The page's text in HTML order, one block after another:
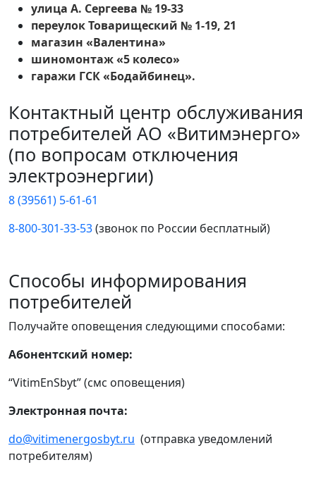
улица А. Сергеева № 19-33
переулок Товарищеский № 1-19, 21
магазин «Валентина»
шиномонтаж «5 колесо»
гаражи ГСК «Бодайбинец».
Контактный центр обслуживания
потребителей АО «Витимэнерго»
(по вопросам отключения
электроэнергии)
8 (39561) 5-61-61
8-800-301-33-53(звонок по России бесплатный)
Способы информирования
потребителей
Получайте оповещения следующими способами:
Абонентский номер:
“VitimEnSbyt” (смс оповещения)
Электронная почта:
do@vitimenergosbyt.ru (отправка уведомлений
потребителям)